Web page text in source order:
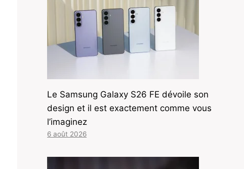
Le Samsung Galaxy S26 FE dévoile son
design et il est exactement comme vous
l’imaginez
6 août 2026